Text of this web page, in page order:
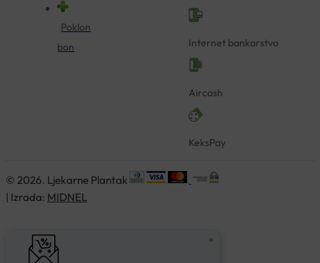
Poklon
bon
Internet bankarstvo
Aircash
KeksPay
© 2026. Ljekarne Plantak
| Izrada: MIDNEL